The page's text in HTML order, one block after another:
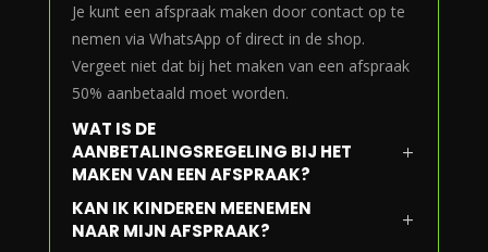
Je kunt een afspraak maken door contact op te
nemen via WhatsApp of direct in de shop.
Vergeet niet dat bij het maken van een afspraak
50% aanbetaald moet worden.
WAT IS DE
AANBETALINGSREGELING BIJ HET
MAKEN VAN EEN AFSPRAAK?
KAN IK KINDEREN MEENEMEN
NAAR MIJN AFSPRAAK?